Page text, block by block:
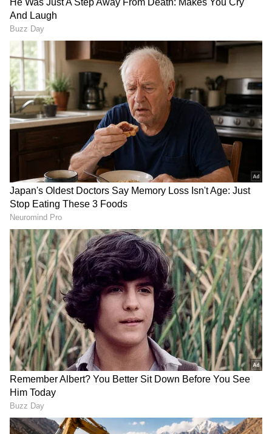
ಎಸ್‌ ಜಾನಕಿ ಅಂತ್ಯಸಂಸ್ಕಾರಕ್ಕೆ
ಉಚಿತ ನಿವೇಶನ, ಸ್ವಯಾರ್ಜಿತ
ಸೈಟ್‌ ನೀಡುವುದಾಗಿ ಹೇಳಿದ
ಸಾರಾ ಮಹೇಶ್‌
ಗಾನಕೋಗಿಲೆ ಎಸ್. ಜಾನಕಿ
ಅಗಲಿಕೆ: ಸಂಗೀತ ಲೋಕದ
ಧ್ರುವತಾರೆಗೆ ಡಿಕೆಶಿ-ಸಿದ್ದರಾಮಯ್ಯ
ಭಾವುಕ ನಮನ
LATEST VIDEOS
"ರಾಜಕೀಯ ಬೇಡ, ಸಿನಿಮಾನೇ ಪ್ರಾಣ":
ಕನಕೋತ್ಸವದಲ್ಲಿ ರಿಷಬ್ ಶೆಟ್ಟಿ | Rishab
Shetty speech | Suvarna News
ಶೇ.50 ರಿಂದ ಶೇ.18 ಕ್ಕೆ TAX ಇಳಿಕೆ: ಮೋದಿ-
ಟ್ರಂಪ್ ಐತಿಹಾಸಿಕ ಒಪ್ಪಂದ | India US